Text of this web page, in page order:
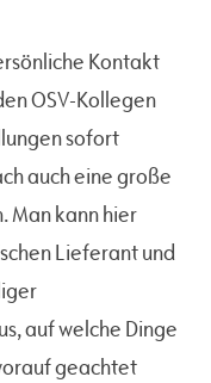
Kontakt
OSV-Kollegen
sofort
auch eine große
Man kann hier
Lieferant und
auf welche Dinge
geachtet